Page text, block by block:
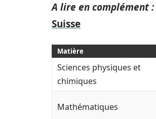
A lire en complément :
Suisse
Matière
Sciences physiques et
chimiques
Mathématiques